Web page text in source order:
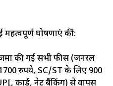
महत्वपूर्ण घोषणाएं कीं:
की गई सभी फीस (जनरल
रुपये, SC/ST के लिए 900
कार्ड, नेट बैंकिंग) से वापस